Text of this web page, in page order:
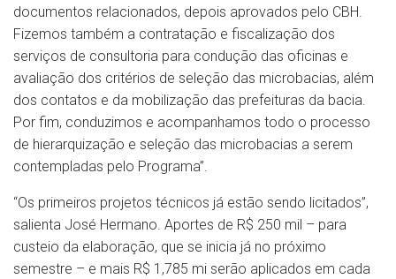
documentos relacionados, depois aprovados pelo CBH.
Fizemos também a contratação e fiscalização dos
serviços de consultoria para condução das oficinas e
avaliação dos critérios de seleção das microbacias, além
dos contatos e da mobilização das prefeituras da bacia.
Por fim, conduzimos e acompanhamos todo o processo
de hierarquização e seleção das microbacias a serem
contempladas pelo Programa”.
“Os primeiros projetos técnicos já estão sendo licitados”,
salienta José Hermano. Aportes de R$ 250 mil – para
custeio da elaboração, que se inicia já no próximo
semestre – e mais R$ 1,785 mi serão aplicados em cada